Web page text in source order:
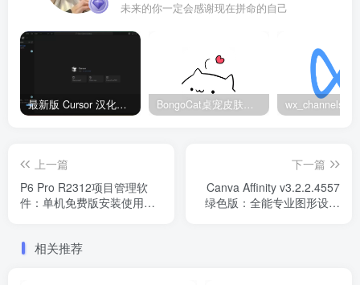
未来的你一定会感谢现在拼命的自己
最新版 Cursor 汉化设置中文教程（两种简单方法，附中文语言包下载） BongoCat桌宠皮肤包大全：20款主题皮肤免费下载
上一篇
P6 Pro R2312项目管理软
件：单机免费版安装使用指
下一篇
Canva Affinity v3.2.2.4557
绿色版：全能专业图形设计
相关推荐